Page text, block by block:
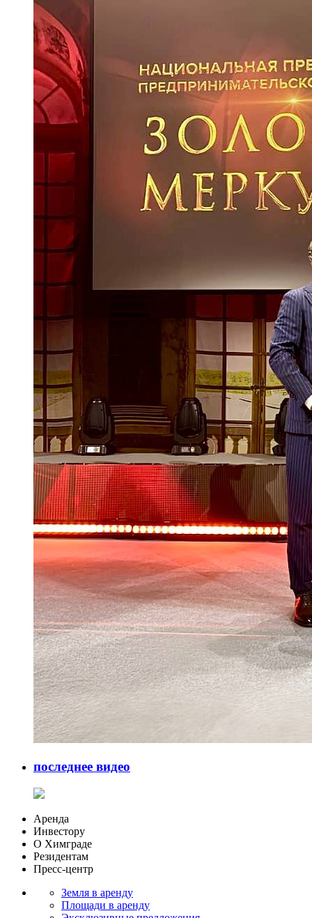
последнее видео
Аренда
Инвестору
О Химграде
Резидентам
Пресс-центр
Земля в аренду
Площади в аренду